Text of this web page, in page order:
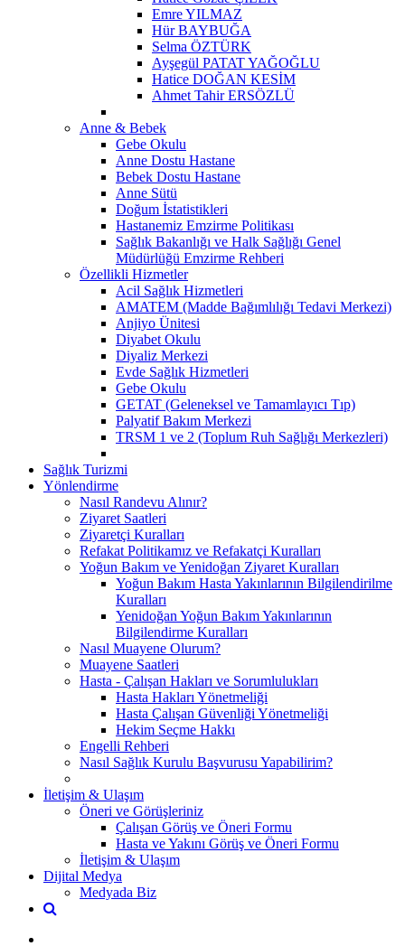
Emre YILMAZ
Hür BAYBUĞA
Selma ÖZTÜRK
Ayşegül PATAT YAĞOĞLU
Hatice DOĞAN KESİM
Ahmet Tahir ERSÖZLÜ
Anne & Bebek
Gebe Okulu
Anne Dostu Hastane
Bebek Dostu Hastane
Anne Sütü
Doğum İstatistikleri
Hastanemiz Emzirme Politikası
Sağlık Bakanlığı ve Halk Sağlığı Genel
Müdürlüğü Emzirme Rehberi
Özellikli Hizmetler
Acil Sağlık Hizmetleri
AMATEM (Madde Bağımlılığı Tedavi Merkezi)
Anjiyo Ünitesi
Diyabet Okulu
Diyaliz Merkezi
Evde Sağlık Hizmetleri
Gebe Okulu
GETAT (Geleneksel ve Tamamlayıcı Tıp)
Palyatif Bakım Merkezi
TRSM 1 ve 2 (Toplum Ruh Sağlığı Merkezleri)
Sağlık Turizmi
Yönlendirme
Nasıl Randevu Alınır?
Ziyaret Saatleri
Ziyaretçi Kuralları
Refakat Politikamız ve Refakatçi Kuralları
Yoğun Bakım ve Yenidoğan Ziyaret Kuralları
Yoğun Bakım Hasta Yakınlarının Bilgilendirilme
Kuralları
Yenidoğan Yoğun Bakım Yakınlarının
Bilgilendirme Kuralları
Nasıl Muayene Olurum?
Muayene Saatleri
Hasta - Çalışan Hakları ve Sorumlulukları
Hasta Hakları Yönetmeliği
Hasta Çalışan Güvenliği Yönetmeliği
Hekim Seçme Hakkı
Engelli Rehberi
Nasıl Sağlık Kurulu Başvurusu Yapabilirim?
İletişim & Ulaşım
Öneri ve Görüşleriniz
Çalışan Görüş ve Öneri Formu
Hasta ve Yakını Görüş ve Öneri Formu
İletişim & Ulaşım
Dijital Medya
Medyada Biz